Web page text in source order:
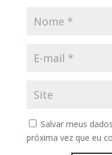
Salvar meus
próxima vez que eu